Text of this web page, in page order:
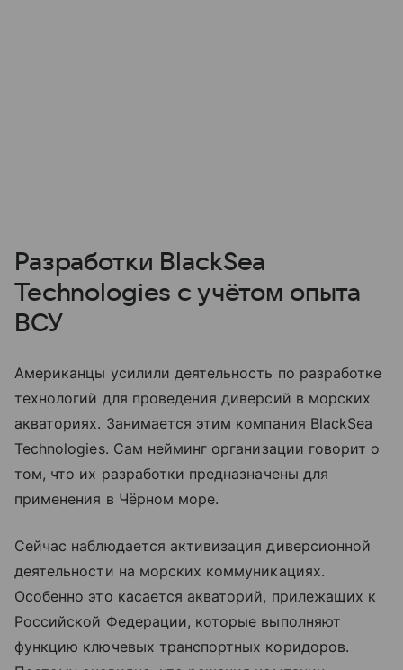
Разработки BlackSea
Technologies с учётом опыта
ВСУ
Американцы усилили деятельность по разработке
технологий для проведения диверсий в морских
акваториях. Занимается этим компания BlackSea
Technologies. Сам нейминг организации говорит о
том, что их разработки предназначены для
применения в Чёрном море.
Сейчас наблюдается активизация диверсионной
деятельности на морских коммуникациях.
Особенно это касается акваторий, прилежащих к
Российской Федерации, которые выполняют
функцию ключевых транспортных коридоров.